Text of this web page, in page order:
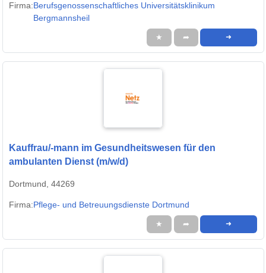
Firma:Berufsgenossenschaftliches Universitätsklinikum
Bergmannsheil
★ ➦ ➜
Kauffrau/-mann im Gesundheitswesen für den
ambulanten Dienst (m/w/d)
Dortmund, 44269
Firma:Pflege- und Betreuungsdienste Dortmund
★ ➦ ➜